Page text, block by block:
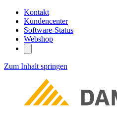
Kontakt
Kundencenter
Software-Status
Webshop
Zum Inhalt springen